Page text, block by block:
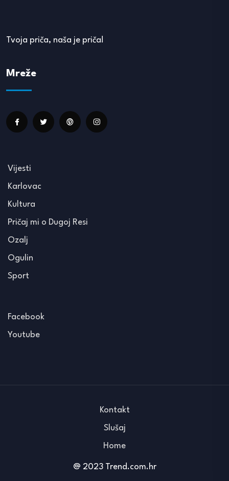
Tvoja priča, naša je priča!
Mreže
Vijesti
Karlovac
Kultura
Pričaj mi o Dugoj Resi
Ozalj
Ogulin
Sport
Facebook
Youtube
@ 2023 Trend.com.hr
Kontakt
Slušaj
Home